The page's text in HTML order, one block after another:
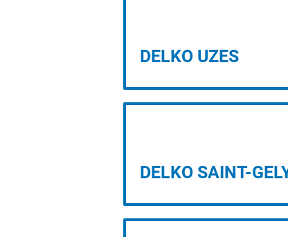
DELKO UZES
DELKO SAINT-